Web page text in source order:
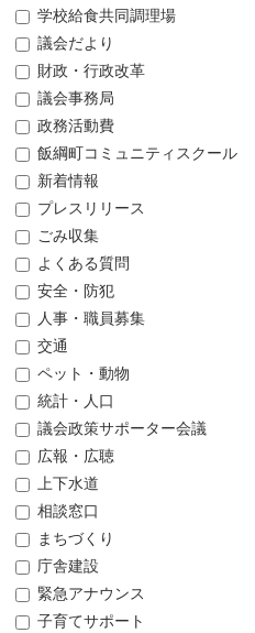
学校給食共同調理場
議会だより
財政・行政改革
議会事務局
政務活動費
飯綱町コミュニティスクール
新着情報
プレスリリース
ごみ収集
よくある質問
安全・防犯
人事・職員募集
交通
ペット・動物
統計・人口
議会政策サポーター会議
広報・広聴
上下水道
相談窓口
まちづくり
庁舎建設
緊急アナウンス
子育てサポート